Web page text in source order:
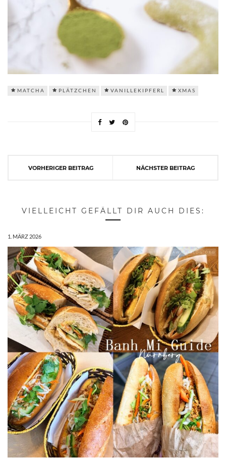
MATCHA PLÄTZCHEN VANILLEKIPFERL XMAS
VORHERIGER BEITRAG NÄCHSTER BEITRAG
VIELLEICHT GEFÄLLT DIR AUCH DIES:
1. MÄRZ 2026